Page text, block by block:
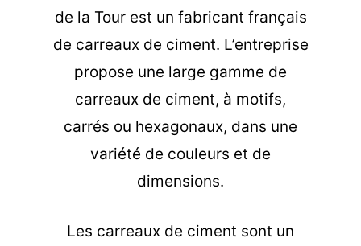
de la Tour est un fabricant français
de carreaux de ciment. L’entreprise
propose une large gamme de
carreaux de ciment, à motifs,
carrés ou hexagonaux, dans une
variété de couleurs et de
dimensions.
Les carreaux de ciment sont un